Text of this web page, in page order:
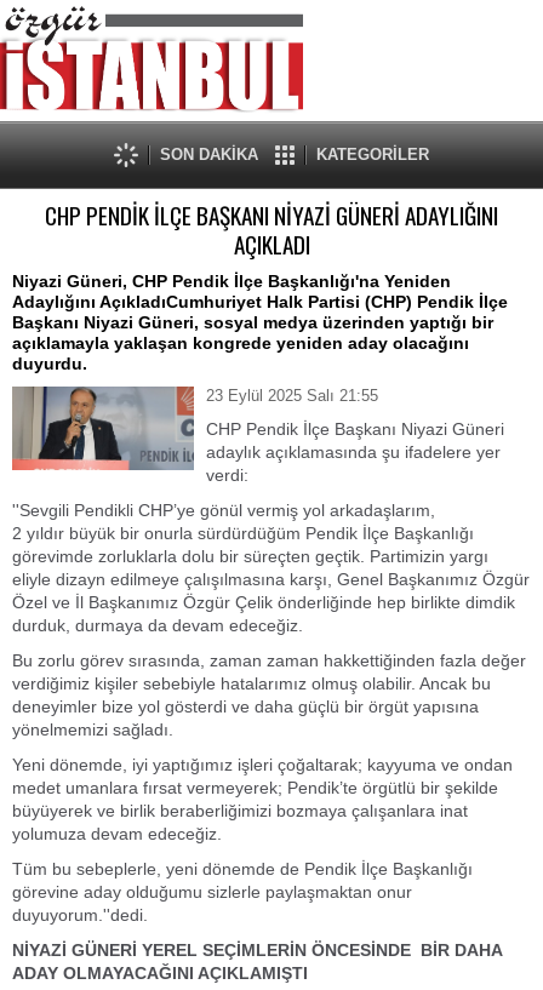
SON DAKİKA KATEGORİLER
CHP PENDİK İLÇE BAŞKANI NİYAZİ GÜNERİ ADAYLIĞINI
AÇIKLADI
Niyazi Güneri, CHP Pendik İlçe Başkanlığı'na Yeniden
Adaylığını AçıkladıCumhuriyet Halk Partisi (CHP) Pendik İlçe
Başkanı Niyazi Güneri, sosyal medya üzerinden yaptığı bir
açıklamayla yaklaşan kongrede yeniden aday olacağını
duyurdu.
23 Eylül 2025 Salı 21:55
CHP Pendik İlçe Başkanı Niyazi Güneri
adaylık açıklamasında şu ifadelere yer
verdi:
''Sevgili Pendikli CHP’ye gönül vermiş yol arkadaşlarım,
2 yıldır büyük bir onurla sürdürdüğüm Pendik İlçe Başkanlığı
görevimde zorluklarla dolu bir süreçten geçtik. Partimizin yargı
eliyle dizayn edilmeye çalışılmasına karşı, Genel Başkanımız Özgür
Özel ve İl Başkanımız Özgür Çelik önderliğinde hep birlikte dimdik
durduk, durmaya da devam edeceğiz.
Bu zorlu görev sırasında, zaman zaman hakkettiğinden fazla değer
verdiğimiz kişiler sebebiyle hatalarımız olmuş olabilir. Ancak bu
deneyimler bize yol gösterdi ve daha güçlü bir örgüt yapısına
yönelmemizi sağladı.
Yeni dönemde, iyi yaptığımız işleri çoğaltarak; kayyuma ve ondan
medet umanlara fırsat vermeyerek; Pendik’te örgütlü bir şekilde
büyüyerek ve birlik beraberliğimizi bozmaya çalışanlara inat
yolumuza devam edeceğiz.
Tüm bu sebeplerle, yeni dönemde de Pendik İlçe Başkanlığı
görevine aday olduğumu sizlerle paylaşmaktan onur
duyuyorum.''dedi.
NİYAZİ GÜNERİ YEREL SEÇİMLERİN ÖNCESİNDE BİR DAHA
ADAY OLMAYACAĞINI AÇIKLAMIŞTI